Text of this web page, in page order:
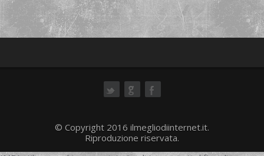
© Copyright 2016 ilmegliodiinternet.it.
Riproduzione riservata.